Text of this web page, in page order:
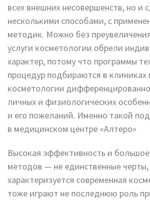
всех внешних несовершенств, но и
несколькими способами, с
методик. Можно без
услуги косметологии обрели
характер, потому что программы
процедур подбираются в
косметологии
личных и физиологических
и его пожеланий. Именно такой
в медицинском центре «Алтеро»
Высокая эффективность и
методов — не единственные
характеризуется современная
тоже играют не последнюю роль